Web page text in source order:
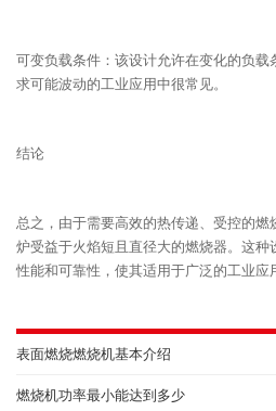
可变负载条件：该设计允许在变化的负
求可能波动的工业应用中很常见。
结论
总之，由于需要高效的热传递、受控的
炉受益于火焰短且直径大的燃烧器。这
性能和可靠性，使其适用于广泛的工业应
表面燃烧燃烧机基本介绍
燃烧机功率最小能达到多少